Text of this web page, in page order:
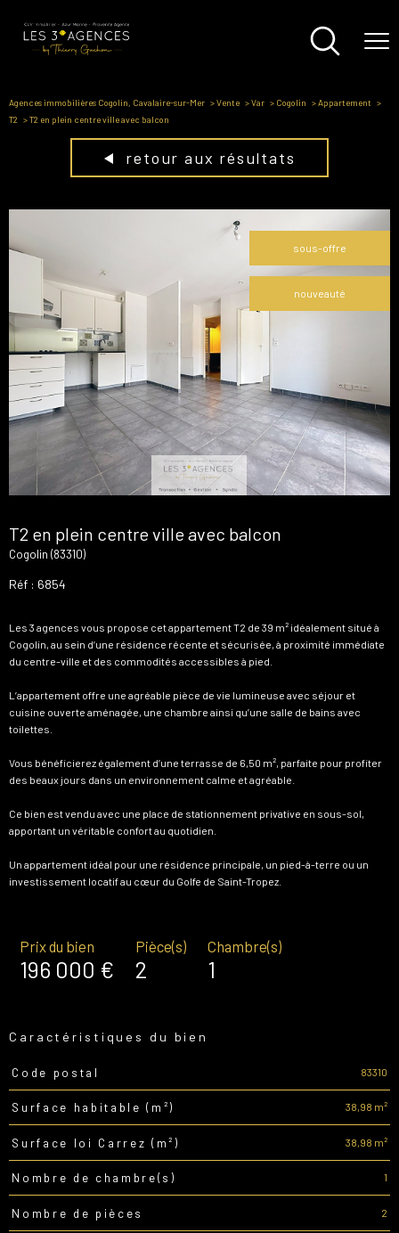
Agences immobilières Cogolin, Cavalaire-sur-Mer Vente Var Cogolin
Appartement
T2
T2 en plein centre ville avec balcon
retour aux résultats
sous-offre
nouveauté
T2 en plein centre ville avec balcon
Cogolin (83310)
Réf : 6854
Les 3 agences vous propose cet appartement T2 de 39 m² idéalement situé à
Cogolin, au sein d’une résidence récente et sécurisée, à proximité immédiate
du centre-ville et des commodités accessibles à pied.
L’appartement offre une agréable pièce de vie lumineuse avec séjour et
cuisine ouverte aménagée, une chambre ainsi qu’une salle de bains avec
toilettes.
Vous bénéficierez également d’une terrasse de 6,50 m², parfaite pour profiter
des beaux jours dans un environnement calme et agréable.
Ce bien est vendu avec une place de stationnement privative en sous-sol,
apportant un véritable confort au quotidien.
Un appartement idéal pour une résidence principale, un pied-à-terre ou un
investissement locatif au cœur du Golfe de Saint-Tropez.
Prix du bien
196 000 €
Pièce(s)
2
Chambre(s)
1
Caractéristiques du bien
Caractéristiques
Code postal 83310
Surface habitable (m²) 38,98 m²
Surface loi Carrez (m²) 38,98 m²
Nombre de chambre(s) 1
Nombre de pièces 2